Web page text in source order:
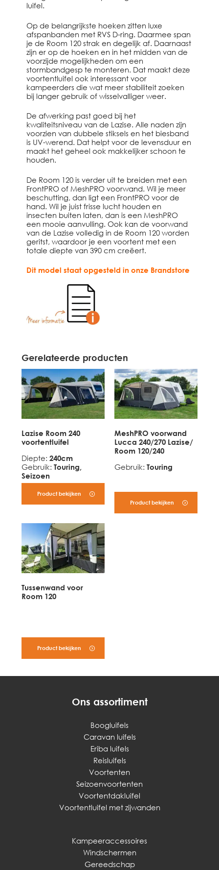
luifel.
Op de belangrijkste hoeken zitten luxe
afspanbanden met RVS D-ring. Daarmee span
je de Room 120 strak en degelijk af. Daarnaast
zijn er op de hoeken en in het midden van de
voorzijde mogelijkheden om een
stormbandgesp te monteren. Dat maakt deze
voortentluifel ook interessant voor
kampeerders die wat meer stabiliteit zoeken
bij langer gebruik of wisselvalliger weer.
De afwerking past goed bij het
kwaliteitsniveau van de Lazise. Alle naden zijn
voorzien van dubbele stiksels en het biesband
is UV-werend. Dat helpt voor de levensduur en
maakt het geheel ook makkelijker schoon te
houden.
De Room 120 is verder uit te breiden met een
FrontPRO of MeshPRO voorwand. Wil je meer
beschutting, dan ligt een FrontPRO voor de
hand. Wil je juist frisse lucht houden en
insecten buiten laten, dan is een MeshPRO
een mooie aanvulling. Ook kan de voorwand
van de Lazise volledig in de Room 120 worden
geritst, waardoor je een voortent met een
totale diepte van 390 cm creëert.
Dit model staat opgesteld in onze Brandstore
Gerelateerde producten
Lazise Room 240
voortentluifel
Diepte: 240cm
Gebruik: Touring,
Seizoen
Product bekijken
MeshPRO voorwand
Lucca 240/270 Lazise/
Room 120/240
Gebruik: Touring
Product bekijken
Tussenwand voor
Room 120
Product bekijken
Ons assortiment
Boogluifels
Caravan luifels
Eriba luifels
Reisluifels
Voortenten
Seizoenvoortenten
Voortentdakluifel
Voortentluifel met zijwanden
Kampeeraccessoires
Windschermen
Gereedschap